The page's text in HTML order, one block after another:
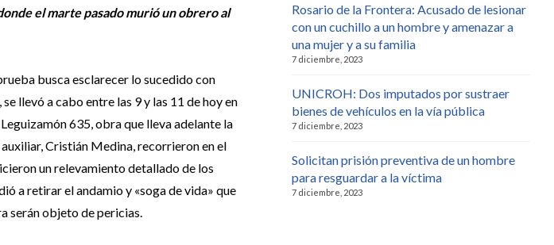
el marte pasado murió un obrero al
busca esclarecer lo sucedido con
llevó a cabo entre las 9 y las 11 de hoy en
635, obra que lleva adelante la
auxiliar, Cristián Medina, recorrieron en el
un relevamiento detallado de los
a retirar el andamio y «soga de vida» que
serán objeto de pericias.
Rosario de la Frontera: Acusado de lesionar
con un cuchillo a un hombre y amenazar a
una mujer y a su familia
7 diciembre, 2023
UNICROH: Dos imputados por sustraer
bienes de vehículos en la vía pública
7 diciembre, 2023
Solicitan prisión preventiva de un hombre
para resguardar a la víctima
7 diciembre, 2023